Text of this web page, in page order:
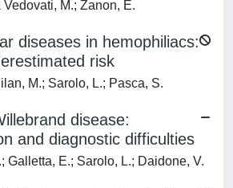
M.; Zanon, E.
diseases in hemophiliacs:
risk
M.; Sarolo, L.; Pasca, S.
disease:
and diagnostic difficulties
Galletta, E.; Sarolo, L.; Daidone, V.